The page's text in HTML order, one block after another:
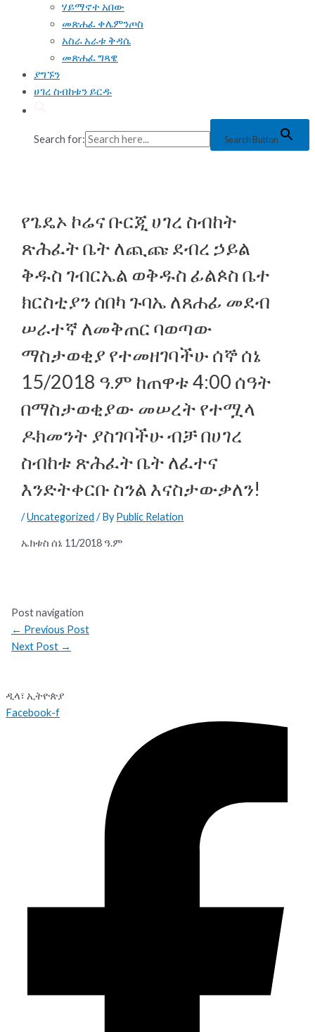
ሃይማኖተ አበው
መጽሐፈ ቀሌምንጦስ
አስራ አራቱ ቅዳሴ
መጽሐፈ ግጻዌ
ያግኙን
ሀገረ ስብከቱን ይርዱ
Search for: Search Button
የጌዴኦ ኮሬና ቡርጂ ሀገረ ስብከት
ጽሕፈት ቤት ለጪጩ ደብረ ኃይል
ቅዱስ ገብርኤል ወቅዱስ ፊልጶስ ቤተ
ክርስቲያን ሰበካ ጉባኤ ለጸሐፊ መደብ
ሠራተኛ ለመቅጠር ባወጣው
ማስታወቂያ የተመዘገባችሁ ሰኞ ሰኔ
15/2018 ዓ.ም ከጠዋቱ 4:00 ሰዓት
በማስታወቂያው መሠረት የተሟላ
ዶክመንት ያስገባችሁ ብቻ በሀገረ
ስብከቱ ጽሕፈት ቤት ለፈተና
እንድትቀርቡ ስንል እናስታውቃለን!
/Uncategorized / ByPublic Relation
ኤክቱስ ሰኔ 11/2018 ዓ.ም
Post navigation
← Previous Post
Next Post →
ዲላ፣ ኢትዮጵያ
Facebook-f